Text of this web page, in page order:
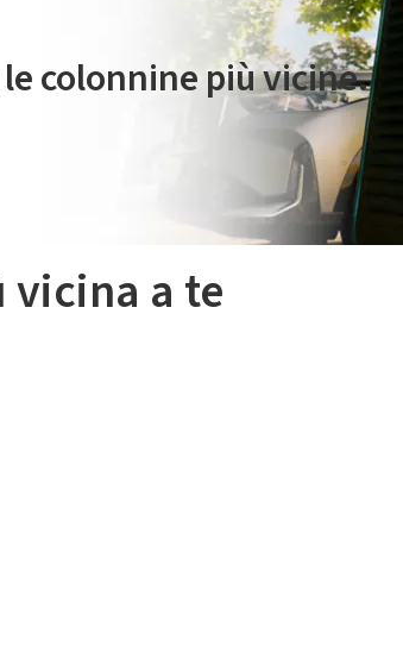
colonnine più vicine.
a te